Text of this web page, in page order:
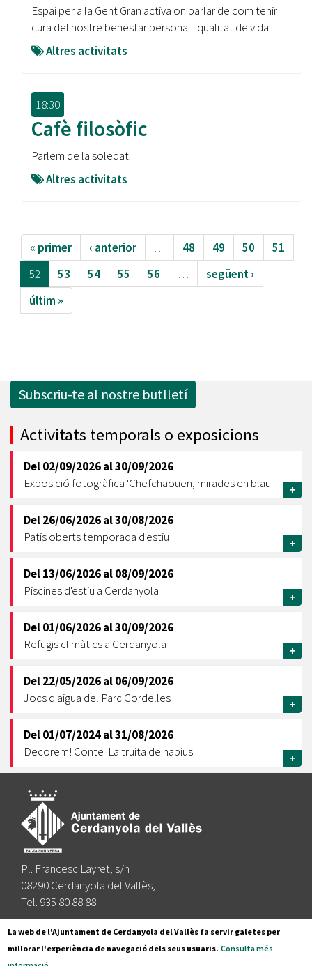
Espai per a la Gent Gran activa on parlar de com tenir
cura del nostre benestar personal i qualitat de vida.
Altres activitats
18:30
Cafè filosòfic
Parlem de la soledat.
Altres activitats
« primer ‹ anterior … 48 49 50
51
52
53 54 55 56 …
següent ›
últim »
Subscriu-te al nostre butlletí
Activitats temporals o exposicions
Del02/09/2026al30/09/2026
Exposició fotogràfica 'Chefchaouen, mirades en blau'
+
Del26/06/2026al30/08/2026
Patis oberts temporada d'estiu
+
Del13/06/2026al08/09/2026
Piscines d'estiu a Cerdanyola
+
Del01/06/2026al30/09/2026
Refugis climàtics a Cerdanyola
+
Del22/05/2026al06/09/2026
Jocs d'aigua del Parc Cordelles
+
Del01/07/2024al31/08/2026
Decorem! Conte 'La truita de nabius'
+
Pl. Francesc Layret, s/n
08290 Cerdanyola del Vallès,
Tel. 935 80 88 88
Segueix-nos a:
La web de l'Ajuntament de Cerdanyola del Vallès fa servir galetes per
millorar l'experiència de navegació dels seus usuaris. Consulta més